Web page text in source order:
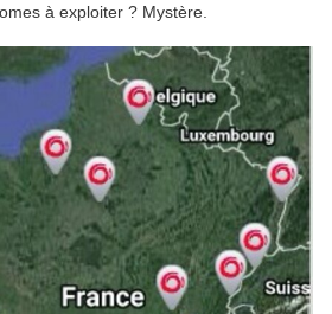
à exploiter ? Mystère.